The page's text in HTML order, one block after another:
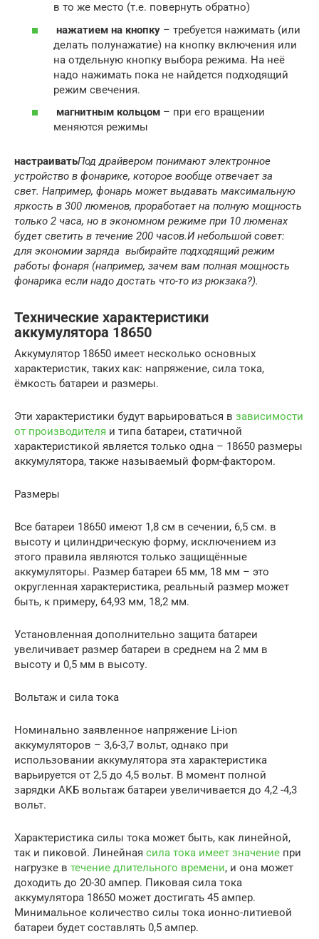
в то же место (т.е. повернуть обратно)
нажатием на кнопку – требуется нажимать (или
делать полунажатие) на кнопку включения или
на отдельную кнопку выбора режима. На неё
надо нажимать пока не найдется подходящий
режим свечения.
магнитным кольцом – при его вращении
меняются режимы
настраиватьПод драйвером понимают электронное
устройство в фонарике, которое вообще отвечает за
свет. Например, фонарь может выдавать максимальную
яркость в 300 люменов, проработает на полную мощность
только 2 часа, но в экономном режиме при 10 люменах
будет светить в течение 200 часов.И небольшой совет:
для экономии заряда выбирайте подходящий режим
работы фонаря (например, зачем вам полная мощность
фонарика если надо достать что-то из рюкзака?).
Технические характеристики
аккумулятора 18650
Аккумулятор 18650 имеет несколько основных
характеристик, таких как: напряжение, сила тока,
ёмкость батареи и размеры.
Эти характеристики будут варьироваться в зависимости
от производителя и типа батареи, статичной
характеристикой является только одна – 18650 размеры
аккумулятора, также называемый форм-фактором.
Размеры
Все батареи 18650 имеют 1,8 см в сечении, 6,5 см. в
высоту и цилиндрическую форму, исключением из
этого правила являются только защищённые
аккумуляторы. Размер батареи 65 мм, 18 мм – это
округленная характеристика, реальный размер может
быть, к примеру, 64,93 мм, 18,2 мм.
Установленная дополнительно защита батареи
увеличивает размер батареи в среднем на 2 мм в
высоту и 0,5 мм в высоту.
Вольтаж и сила тока
Номинально заявленное напряжение Li-ion
аккумуляторов – 3,6-3,7 вольт, однако при
использовании аккумулятора эта характеристика
варьируется от 2,5 до 4,5 вольт. В момент полной
зарядки АКБ вольтаж батареи увеличивается до 4,2 -4,3
вольт.
Характеристика силы тока может быть, как линейной,
так и пиковой. Линейная сила тока имеет значение при
нагрузке в течение длительного времени, и она может
доходить до 20-30 ампер. Пиковая сила тока
аккумулятора 18650 может достигать 45 ампер.
Минимальное количество силы тока ионно-литиевой
батареи будет составлять 0,5 ампер.